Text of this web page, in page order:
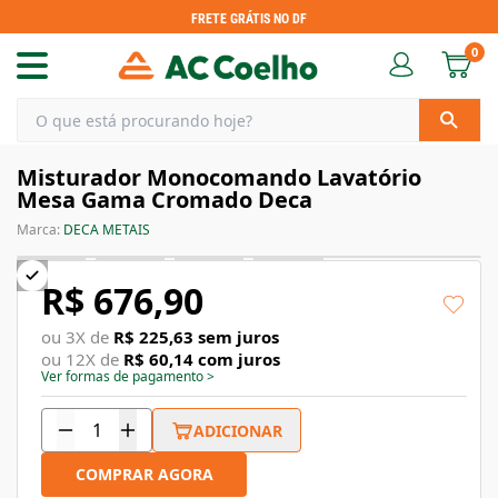
FRETE GRÁTIS NO DF
0
Misturador Monocomando Lavatório
Mesa Gama Cromado Deca
Marca: DECA METAIS
R$ 676,90
ou 3X de R$ 225,63 sem juros
ou 12X de R$ 60,14 com juros
Ver formas de pagamento>
ADICIONAR
COMPRAR AGORA